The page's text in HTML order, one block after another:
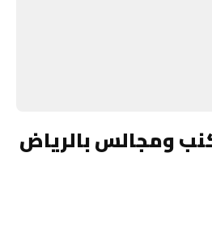
ومجالس بالرياض